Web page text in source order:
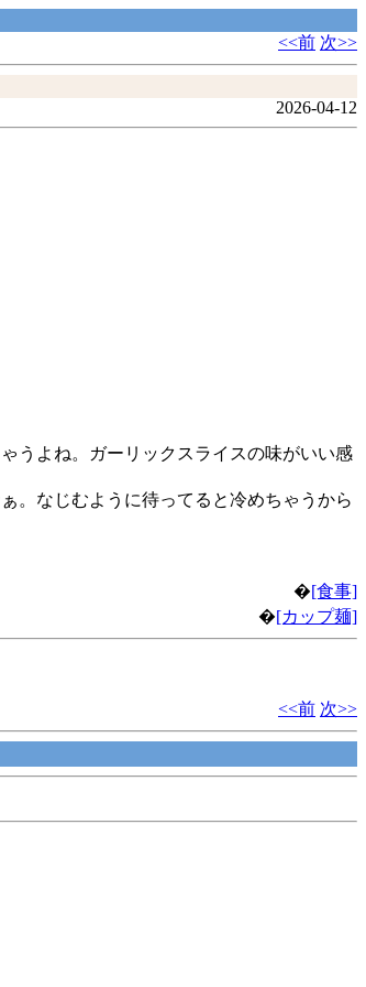
<<前 次>>
2026-04-12
うよね。ガーリックスライスの味がいい感
。なじむように待ってると冷めちゃうから
�[食事]
�[カップ麺]
<<前 次>>